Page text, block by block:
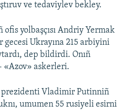
ve tedaviylev bekley.
yolbaşçısı Andriy Yermak
Ukrayına 215 arbiyini
dep bildirdi. Onıñ
«Azov» askerleri.
prezidenti Vladimir Putinniñ
umumen 55 rusiyeli esirni